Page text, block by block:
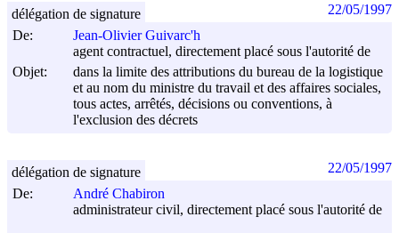
De:
Jean-Olivier Guivarc'h
agent contractuel, directement placé sous l'autorité de
Objet:
dans la limite des attributions du bureau de la logistique
et au nom du ministre du travail et des affaires sociales,
tous actes, arrêtés, décisions ou conventions, à
l'exclusion des décrets
délégation de signature 22/05/1997
De:
André Chabiron
administrateur civil, directement placé sous l'autorité de
délégation de signature 22/05/1997